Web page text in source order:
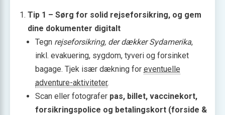
Tip 1 – Sørg for solid rejseforsikring, og gem
dine dokumenter digitalt
Tegn rejseforsikring, der dækker Sydamerika,
inkl. evakuering, sygdom, tyveri og forsinket
bagage. Tjek især dækning for eventuelle
adventure-aktiviteter.
Scan eller fotografer pas, billet, vaccinekort,
forsikringspolice og betalingskort (forside &